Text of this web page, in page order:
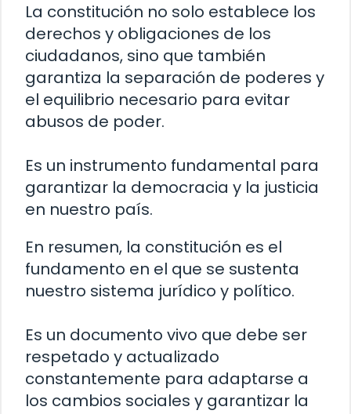
La constitución no solo establece los
derechos y obligaciones de los
ciudadanos, sino que también
garantiza la separación de poderes y
el equilibrio necesario para evitar
abusos de poder.
Es un instrumento fundamental para
garantizar la democracia y la justicia
en nuestro país.
En resumen, la constitución es el
fundamento en el que se sustenta
nuestro sistema jurídico y político.
Es un documento vivo que debe ser
respetado y actualizado
constantemente para adaptarse a
los cambios sociales y garantizar la